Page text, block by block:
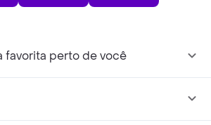
favorita perto de você